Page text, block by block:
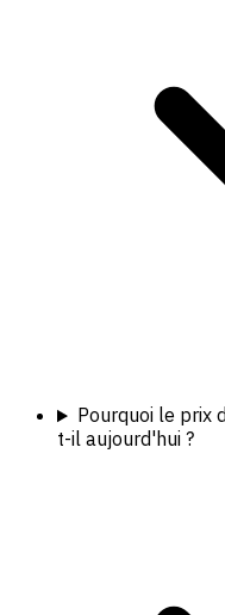
Pourquoi le prix
t-il aujourd'hui ?